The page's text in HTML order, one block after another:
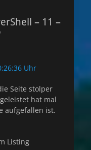
– 11 –
Uhr
Seite stolper
hat mal
aufgefallen ist.
Listing